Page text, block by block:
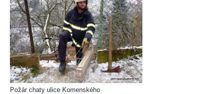
Požár chaty ulice Komenského